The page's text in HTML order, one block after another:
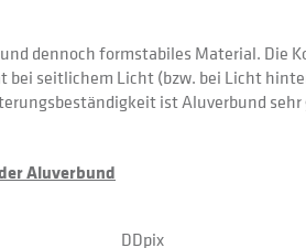
dennoch formstabiles Material.
seitlichem Licht (bzw. bei Licht
ist Aluverbund
Aluverbund
DDpix